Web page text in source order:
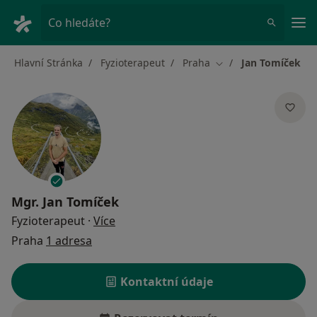
Co hledáte?
Hlavní Stránka Fyzioterapeut Praha Změna města
Jan Tomíček
Mgr. Jan Tomíček
Fyzioterapeut · Více
Praha 1 adresa
Kontaktní údaje